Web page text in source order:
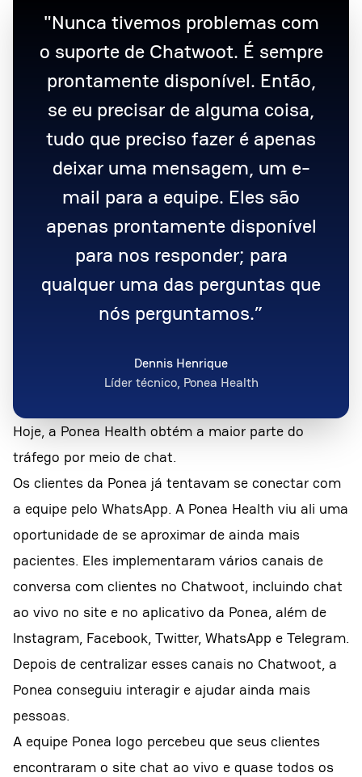
"Nunca tivemos problemas com
o suporte de Chatwoot. É sempre
prontamente disponível. Então,
se eu precisar de alguma coisa,
tudo que preciso fazer é apenas
deixar uma mensagem, um e-
mail para a equipe. Eles são
apenas prontamente disponível
para nos responder; para
qualquer uma das perguntas que
nós perguntamos.”
Dennis Henrique
Líder técnico, Ponea Health
Hoje, a Ponea Health obtém a maior parte do
tráfego por meio de chat.
Os clientes da Ponea já tentavam se conectar com
a equipe pelo WhatsApp. A Ponea Health viu ali uma
oportunidade de se aproximar de ainda mais
pacientes. Eles implementaram vários canais de
conversa com clientes no Chatwoot, incluindo chat
ao vivo no site e no aplicativo da Ponea, além de
Instagram, Facebook, Twitter, WhatsApp e Telegram.
Depois de centralizar esses canais no Chatwoot, a
Ponea conseguiu interagir e ajudar ainda mais
pessoas.
A equipe Ponea logo percebeu que seus clientes
encontraram o site chat ao vivo e quase todos os